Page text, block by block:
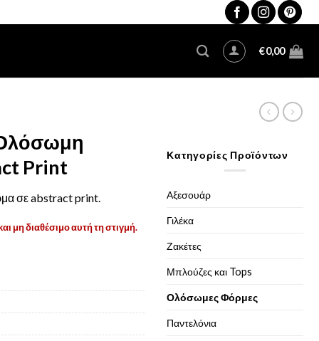
€0,00
Print
σε abstract print.
μη διαθέσιμο αυτή τη στιγμή.
Κατηγορίες Προϊόντων
Αξεσουάρ
Γιλέκα
Ζακέτες
Μπλούζες και Tops
Ολόσωμες Φόρμες
Παντελόνια